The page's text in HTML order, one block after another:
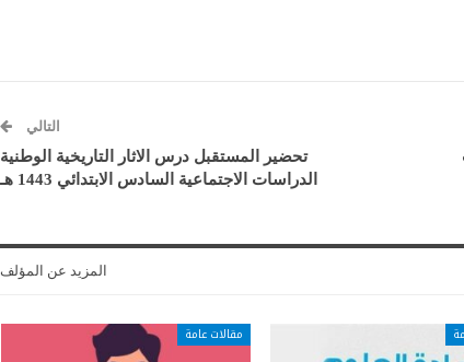
التالي
تحضير المستقبل درس الاثار التاريخية الوطنية
الدراسات الاجتماعية السادس الابتدائي 1443 هـ
المزيد عن المؤلف
مقالات عامة